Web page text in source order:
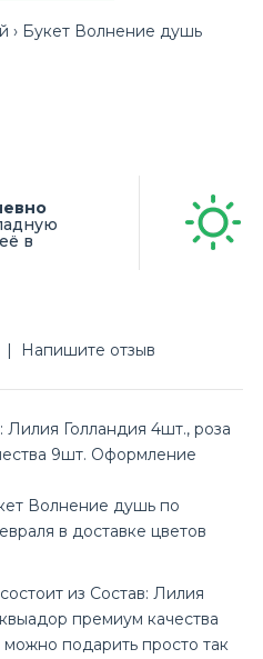
Букет Волнение душь
в
| Напишите отзыв
Лилия Голландия 4шт., роза
9шт. Оформление
Волнение душь по
в доставке цветов
из Состав: Лилия
премиум качества
подарить просто так